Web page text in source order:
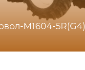
M1604-5R(G4)